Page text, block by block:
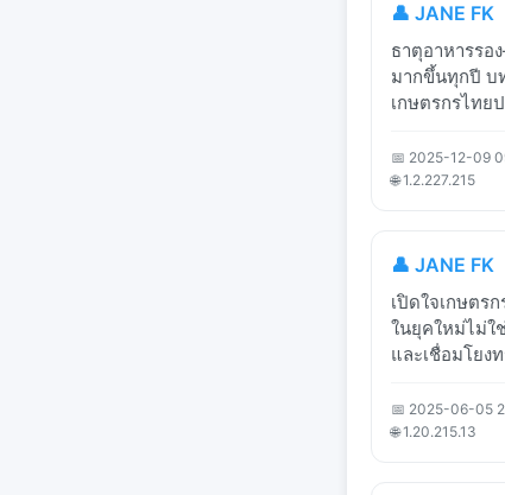
👤 JANE FK
ธาตุอาหารรอ
มากขึ้นทุกปี บ
เกษตรกรไทย
📅 2025-12-09
🌐 1.2.227.215
👤 JANE FK
เปิดใจเกษตร
ในยุคใหม่ไม่ใ
และเชื่อมโยง
📅 2025-06-05
🌐 1.20.215.13